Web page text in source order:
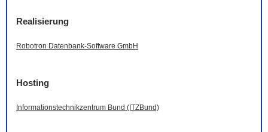
Realisierung
Robotron Datenbank-Software GmbH
Hosting
Informationstechnikzentrum Bund (ITZBund)